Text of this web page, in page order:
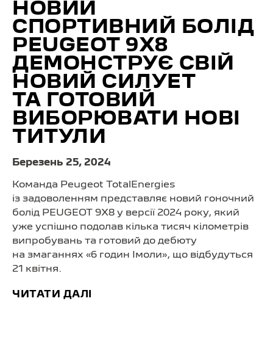
НОВИЙ
СПОРТИВНИЙ БОЛІД
PEUGEOT 9X8
ДЕМОНСТРУЄ СВІЙ
НОВИЙ СИЛУЕТ
ТА ГОТОВИЙ
ВИБОРЮВАТИ НОВІ
ТИТУЛИ
Березень 25, 2024
Команда Peugeot TotalEnergies
із задоволенням представляє новий гоночний
болід PEUGEOT 9X8 у версії 2024 року, який
уже успішно подолав кілька тисяч кілометрів
випробувань та готовий до дебюту
на змаганнях «6 годин Імоли», що відбудуться
21 квітня.
ЧИТАТИ ДАЛІ